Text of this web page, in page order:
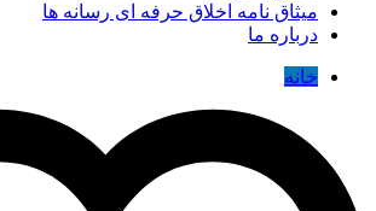
میثاق نامه اخلاق حرفه ای رسانه ها
درباره ما
خانه